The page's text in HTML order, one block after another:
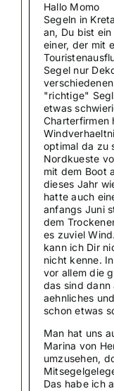
Hallo Momo
Segeln in
an, Du bist
einer, der mit
Segel nur
"richtige"
etwas
Charterfirmen
optimal da zu
Nordkueste
mit dem Boot
dieses Jahr
hatte auch
anfangs Juni
dem
es zuviel
kann ich Dir
nicht kenne.
vor allem die
das sind dann
aehnliches
schon etwas
Man hat uns
Marina von
umzusehen,
Das habe ich